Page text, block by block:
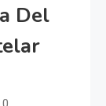
Del